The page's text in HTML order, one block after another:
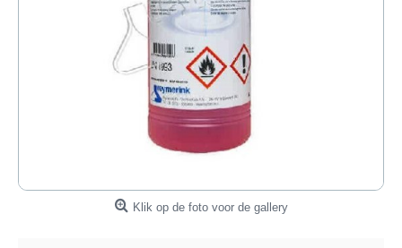
Klik op de foto voor de gallery